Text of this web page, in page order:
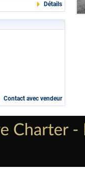
Détails
Contact avec vendeur